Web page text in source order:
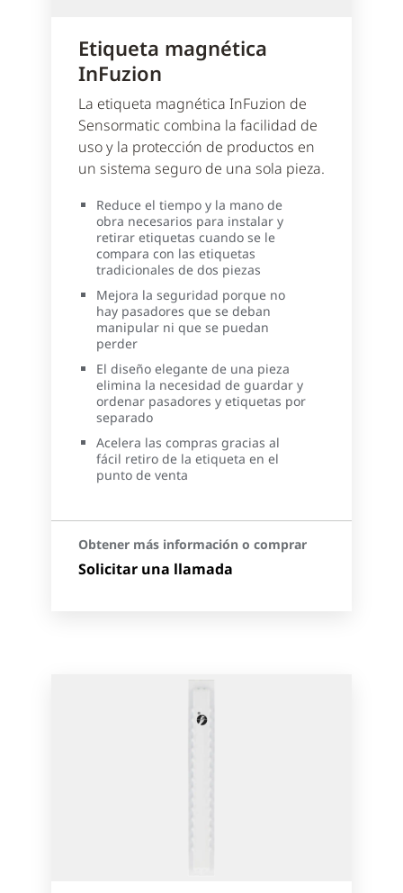
Etiqueta magnética
InFuzion
La etiqueta magnética InFuzion de
Sensormatic combina la facilidad de
uso y la protección de productos en
un sistema seguro de una sola pieza.
Reduce el tiempo y la mano de
obra necesarios para instalar y
retirar etiquetas cuando se le
compara con las etiquetas
tradicionales de dos piezas
Mejora la seguridad porque no
hay pasadores que se deban
manipular ni que se puedan
perder
El diseño elegante de una pieza
elimina la necesidad de guardar y
ordenar pasadores y etiquetas por
separado
Acelera las compras gracias al
fácil retiro de la etiqueta en el
punto de venta
Obtener más información o comprar
Solicitar una llamada